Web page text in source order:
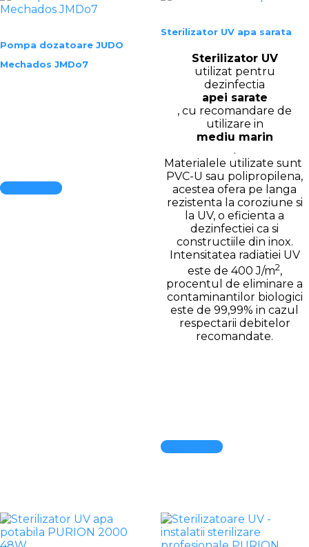
Pompa dozatoare JUDO
Mechados JMDo7
Quick View
Sterilizator UV apa sarata
Sterilizator UV
utilizat pentru
dezinfectia
apei sarate
, cu recomandare de
utilizare in
mediu marin
.
Materialele utilizate sunt
PVC-U sau polipropilena,
acestea ofera pe langa
rezistenta la coroziune si
la UV, o eficienta a
dezinfectiei ca si
constructiile din inox.
Intensitatea radiatiei UV
este de 400 J/m2,
procentul de eliminare a
contaminantilor biologici
este de 99,99% in cazul
respectarii debitelor
recomandate.
Quick View